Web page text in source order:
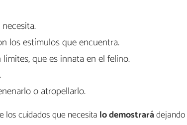
los estímulos que encuentra.
que es innata en el felino.
o atropellarlo.
los cuidados que necesita lo demostrarádejando